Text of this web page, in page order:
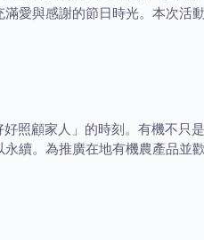
愛與感謝的節日時光。本次活
照顧家人」的時刻。有機不只
續。為推廣在地有機農產品並